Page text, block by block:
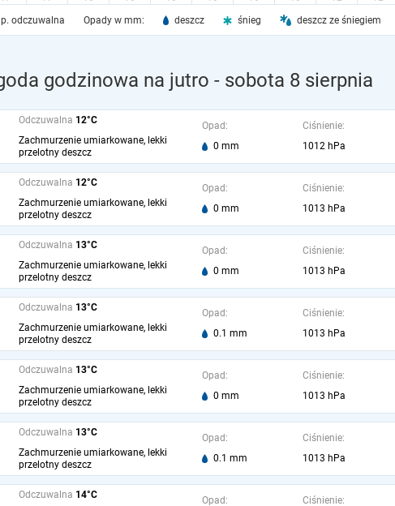
odczuwalna Opady w mm: deszcz śnieg deszcz ze śniegiem
godzinowa na jutro - sobota 8 sierpnia
Odczuwalna 12°C
Zachmurzenie umiarkowane, lekki
przelotny deszcz
Opad:
0 mm
Ciśnienie:
1012 hPa
Odczuwalna 12°C
Zachmurzenie umiarkowane, lekki
przelotny deszcz
Opad:
0 mm
Ciśnienie:
1013 hPa
Odczuwalna 13°C
Zachmurzenie umiarkowane, lekki
przelotny deszcz
Opad:
0 mm
Ciśnienie:
1013 hPa
Odczuwalna 13°C
Zachmurzenie umiarkowane, lekki
przelotny deszcz
Opad:
0.1 mm
Ciśnienie:
1013 hPa
Odczuwalna 13°C
Zachmurzenie umiarkowane, lekki
przelotny deszcz
Opad:
0 mm
Ciśnienie:
1013 hPa
Odczuwalna 13°C
Zachmurzenie umiarkowane, lekki
przelotny deszcz
Opad:
0.1 mm
Ciśnienie:
1013 hPa
Odczuwalna 14°C
Opad:
Ciśnienie: